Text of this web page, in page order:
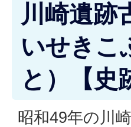
川崎遺跡
いせきこ
と）【史
昭和49年の川